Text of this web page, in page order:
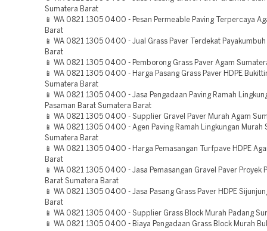
Sumatera Barat
📱 WA 0821 1305 0400 - Pesan Permeable Paving Terpercaya
Barat
📱 WA 0821 1305 0400 - Jual Grass Paver Terdekat
Barat
📱 WA 0821 1305 0400 - Pemborong Grass Paver Agam
📱 WA 0821 1305 0400 - Harga Pasang Grass Paver HDPE
Sumatera Barat
📱 WA 0821 1305 0400 - Jasa Pengadaan Paving Ramah
Pasaman Barat Sumatera Barat
📱 WA 0821 1305 0400 - Supplier Gravel Paver Murah Agam
📱 WA 0821 1305 0400 - Agen Paving Ramah Lingkungan Murah
Sumatera Barat
📱 WA 0821 1305 0400 - Harga Pemasangan Turfpave HDPE
Barat
📱 WA 0821 1305 0400 - Jasa Pemasangan Gravel Paver Proyek
Barat Sumatera Barat
📱 WA 0821 1305 0400 - Jasa Pasang Grass Paver HDPE
Barat
📱 WA 0821 1305 0400 - Supplier Grass Block Murah Padang
📱 WA 0821 1305 0400 - Biaya Pengadaan Grass Block Murah